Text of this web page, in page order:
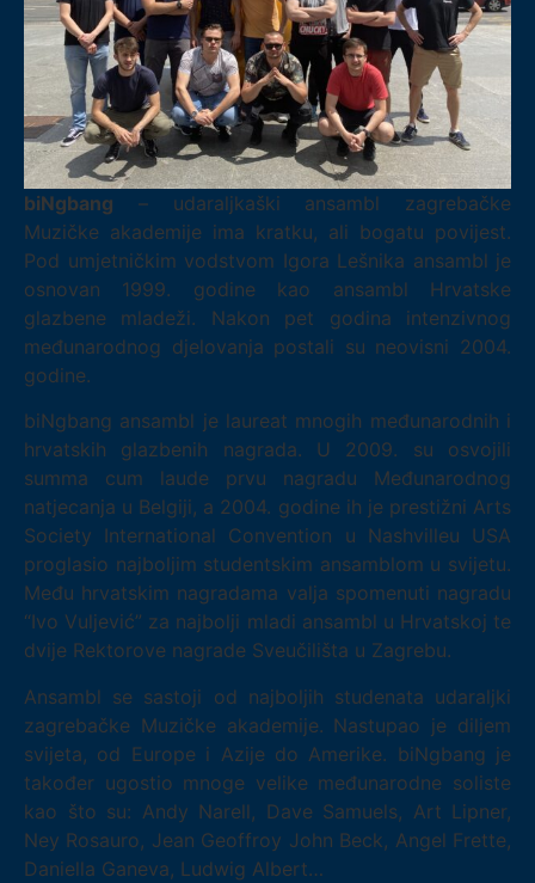
biNgbang – udaraljkaški ansambl zagrebačke
Muzičke akademije ima kratku, ali bogatu povijest.
Pod umjetničkim vodstvom Igora Lešnika ansambl je
osnovan 1999. godine kao ansambl Hrvatske
glazbene mladeži. Nakon pet godina intenzivnog
međunarodnog djelovanja postali su neovisni 2004.
godine.
biNgbang ansambl je laureat mnogih međunarodnih i
hrvatskih glazbenih nagrada. U 2009. su osvojili
summa cum laude prvu nagradu Međunarodnog
natjecanja u Belgiji, a 2004. godine ih je prestižni Arts
Society International Convention u Nashvilleu USA
proglasio najboljim studentskim ansamblom u svijetu.
Među hrvatskim nagradama valja spomenuti nagradu
“Ivo Vuljević” za najbolji mladi ansambl u Hrvatskoj te
dvije Rektorove nagrade Sveučilišta u Zagrebu.
Ansambl se sastoji od najboljih studenata udaraljki
zagrebačke Muzičke akademije. Nastupao je diljem
svijeta, od Europe i Azije do Amerike. biNgbang je
također ugostio mnoge velike međunarodne soliste
kao što su: Andy Narell, Dave Samuels, Art Lipner,
Ney Rosauro, Jean Geoffroy John Beck, Angel Frette,
Daniella Ganeva, Ludwig Albert…